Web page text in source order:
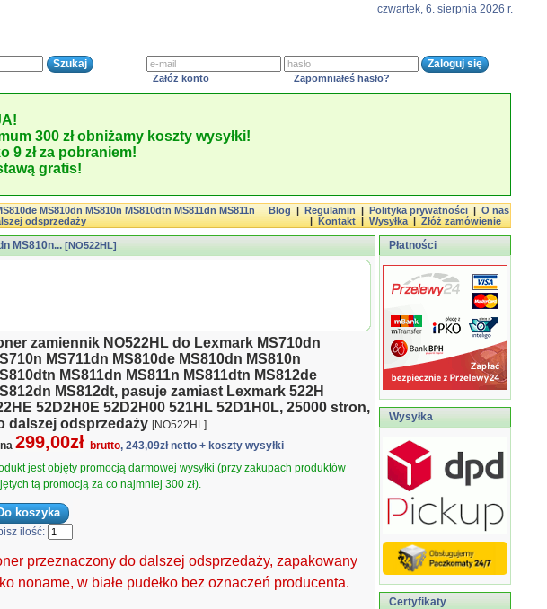
czwartek, 6. sierpnia 2026 r.
Załóż konto Zapomniałeś hasło?
300 zł obniżamy koszty wysyłki!
9 zł za pobraniem!
gratis!
MS810dn MS810n MS810dtn MS811dn MS811n
odsprzedaży
Blog|Regulamin|Polityka prywatności|O nas
|Kontakt|Wysyłka|Złóż zamówienie
MS810n... [NO522HL]
zamiennik NO522HL do Lexmark MS710dn
MS711dn MS810de MS810dn MS810n
MS811dn MS811n MS811dtn MS812de
MS812dt, pasuje zamiast Lexmark 522H
52D2H0E 52D2H00 521HL 52D1H0L, 25000 stron,
dalszej odsprzedaży [NO522HL]
299,00zł brutto, 243,09zł netto + koszty wysyłki
jest objęty promocją darmowej wysyłki (przy zakupach produktów
tą promocją za co najmniej 300 zł).
ilość:
przeznaczony do dalszej odsprzedaży, zapakowany
noname, w białe pudełko bez oznaczeń producenta.
Płatności
Wysyłka
Certyfikaty